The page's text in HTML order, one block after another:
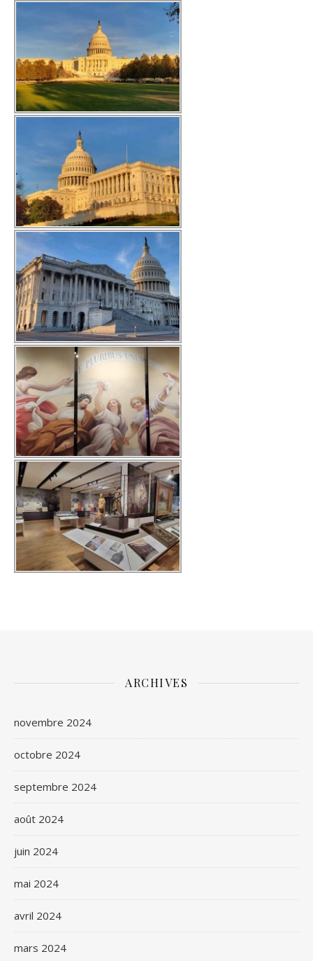
ARCHIVES
novembre 2024
octobre 2024
septembre 2024
août 2024
juin 2024
mai 2024
avril 2024
mars 2024